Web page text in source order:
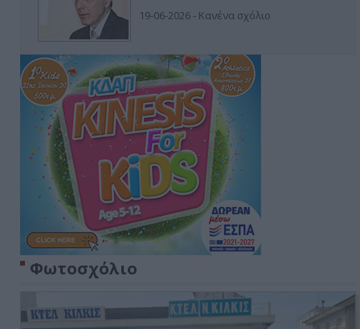
19-06-2026 - Κανένα σχόλιο
Φωτοσχόλιο